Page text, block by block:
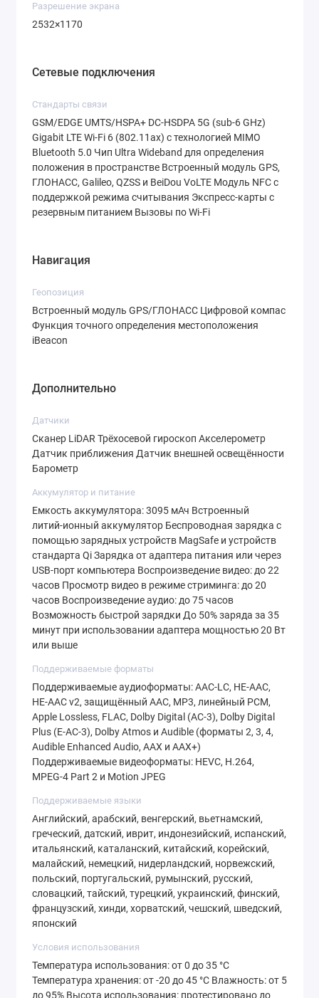
Разрешение экрана
2532×1170
Сетевые подключения
Стандарты связи
GSM/EDGE UMTS/HSPA+ DC‑HSDPA 5G (sub-6 GHz)
Gigabit LTE Wi‑Fi 6 (802.11ax) с технологией MIMO
Bluetooth 5.0 Чип Ultra Wideband для определения
положения в пространстве Встроенный модуль GPS,
ГЛОНАСС, Galileo, QZSS и BeiDou VoLTE Модуль NFC с
поддержкой режима считывания Экспресс‑карты с
резервным питанием Вызовы по Wi‑Fi
Навигация
Геопозиция
Встроенный модуль GPS/ГЛОНАСС Цифровой компас
Функция точного определения местоположения
iBeacon
Дополнительно
Датчики
Сканер LiDAR Трёхосевой гироскоп Акселерометр
Датчик приближения Датчик внешней освещённости
Барометр
Аккумулятор и питание
Емкость аккумулятора: 3095 мАч Встроенный
литий‑ионный аккумулятор Беспроводная зарядка с
помощью зарядных устройств MagSafe и устройств
стандарта Qi Зарядка от адаптера питания или через
USB‑порт компьютера Воспроиз­ведение видео: до 22
часов Просмотр видео в режиме стриминга: до 20
часов Воспроиз­ведение аудио: до 75 часов
Возможность быстрой зарядки До 50% заряда за 35
минут при использовании адаптера мощностью 20 Вт
или выше
Поддерживаемые форматы
Поддерживаемые аудиоформаты: AAC‑LC, HE‑AAC,
HE‑AAC v2, защищённый AAC, MP3, линейный PCM,
Apple Lossless, FLAC, Dolby Digital (AC‑3), Dolby Digital
Plus (E‑AC‑3), Dolby Atmos и Audible (форматы 2, 3, 4,
Audible Enhanced Audio, AAX и AAX+)
Поддерживаемые видеоформаты: HEVC, H.264,
MPEG‑4 Part 2 и Motion JPEG
Поддерживаемые языки
Английский, арабский, венгерский, вьетнамский,
греческий, датский, иврит, индонезийский, испанский,
итальянский, каталанский, китайский, корейский,
малайский, немецкий, нидерландский, норвежский,
польский, португальский, румынский, русский,
словацкий, тайский, турецкий, украинский, финский,
французский, хинди, хорватский, чешский, шведский,
японский
Условия использования
Температура использования: от 0 до 35 °C
Температура хранения: от -20 до 45 °C Влажность: от 5
до 95% Высота использования: протестировано до